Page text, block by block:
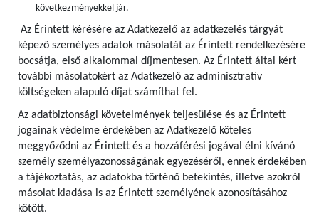
következményekkel jár.
Az Érintett kérésére az Adatkezelő az adatkezelés tárgyát
képező személyes adatok másolatát az Érintett rendelkezésére
bocsátja, első alkalommal díjmentesen. Az Érintett által kért
további másolatokért az Adatkezelő az adminisztratív
költségeken alapuló díjat számíthat fel.
Az adatbiztonsági követelmények teljesülése és az Érintett
jogainak védelme érdekében az Adatkezelő köteles
meggyőződni az Érintett és a hozzáférési jogával élni kívánó
személy személyazonosságának egyezéséről, ennek érdekében
a tájékoztatás, az adatokba történő betekintés, illetve azokról
másolat kiadása is az Érintett személyének azonosításához
kötött.